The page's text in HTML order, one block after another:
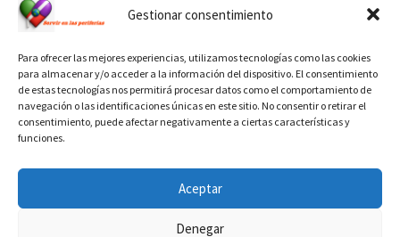
Gestionar consentimiento
Para ofrecer las mejores experiencias, utilizamos tecnologías como las cookies
para almacenar y/o acceder a la información del dispositivo. El consentimiento
de estas tecnologías nos permitirá procesar datos como el comportamiento de
navegación o las identificaciones únicas en este sitio. No consentir o retirar el
consentimiento, puede afectar negativamente a ciertas características y
funciones.
Aceptar
Denegar